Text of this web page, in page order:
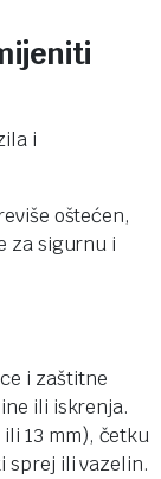
oštećen,
za sigurnu i
i zaštitne
ili iskrenja.
13 mm), četku
sprej ili vazelin.